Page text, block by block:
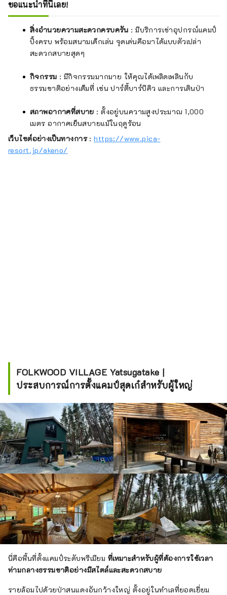
ขอแนะนำที่นี่เลย!
สิ่งอำนวยความสะดวกครบครัน : มีบริการเช่าอุปกรณ์แคมป์
ปิ้งครบ พร้อมสนามเด็กเล่น จุดเด่นคือมาได้แบบตัวเปล่า
สะดวกสบายสุดๆ
กิจกรรม : มีกิจกรรมมากมาย ให้คุณได้เพลิดเพลินกับ
ธรรมชาติอย่างเต็มที่ เช่น ปาร์ตี้บาร์บีคิว และการเดินป่า
สภาพอากาศที่สบาย : ตั้งอยู่บนความสูงประมาณ 1,000
เมตร อากาศเย็นสบายแม้ในฤดูร้อน
เว็บไซต์อย่างเป็นทางการ:https://www.pica-
resort.jp/akeno/
FOLKWOOD VILLAGE Yatsugatake |
ประสบการณ์การตั้งแคมป์สุดเก๋สำหรับผู้ใหญ่
นี่คือพื้นที่ตั้งแคมป์ระดับพรีเมียม ที่เหมาะสำหรับผู้ที่ต้องการใช้เวลา
ท่ามกลางธรรมชาติอย่างมีสไตล์และสะดวกสบาย
รายล้อมไปด้วยป่าสนแดงอันกว้างใหญ่ ตั้งอยู่ในทำเลที่ยอดเยี่ยม